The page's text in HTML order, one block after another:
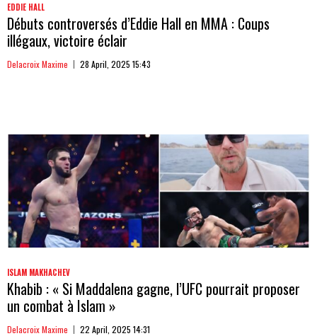
EDDIE HALL
Débuts controversés d’Eddie Hall en MMA : Coups
illégaux, victoire éclair
Delacroix Maxime 28 April, 2025 15:43
ISLAM MAKHACHEV
Khabib : « Si Maddalena gagne, l’UFC pourrait proposer
un combat à Islam »
Delacroix Maxime 22 April, 2025 14:31